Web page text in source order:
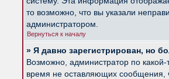
то возможно, что вы указали
администратором.
Вернуться к началу
» Я давно зарегистрирован, но
Возможно, администратор по
время не оставляющих сообщения,